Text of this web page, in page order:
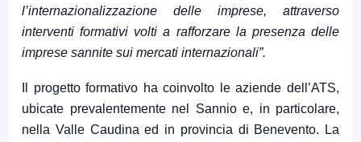
l’internazionalizzazione delle imprese,
attraverso
interventi formativi volti a rafforzare la presenza delle
imprese sannite sui mercati internazionali”.
Il progetto formativo ha coinvolto le aziende dell’ATS,
ubicate prevalentemente nel Sannio e, in particolare,
nella Valle Caudina ed in provincia di Benevento. La